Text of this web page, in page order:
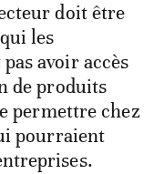
doit être
les
avoir accès
de produits
permettre chez
pourraient